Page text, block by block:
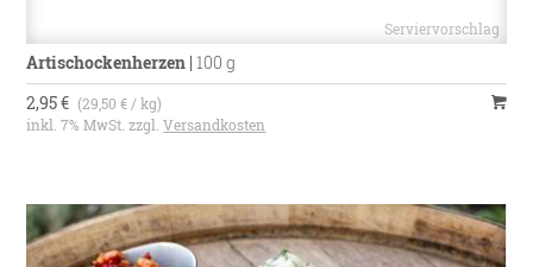
Artischockenherzen |100 g
2,95 € (29,50 € / kg)
inkl. 7% MwSt. zzgl.Versandkosten